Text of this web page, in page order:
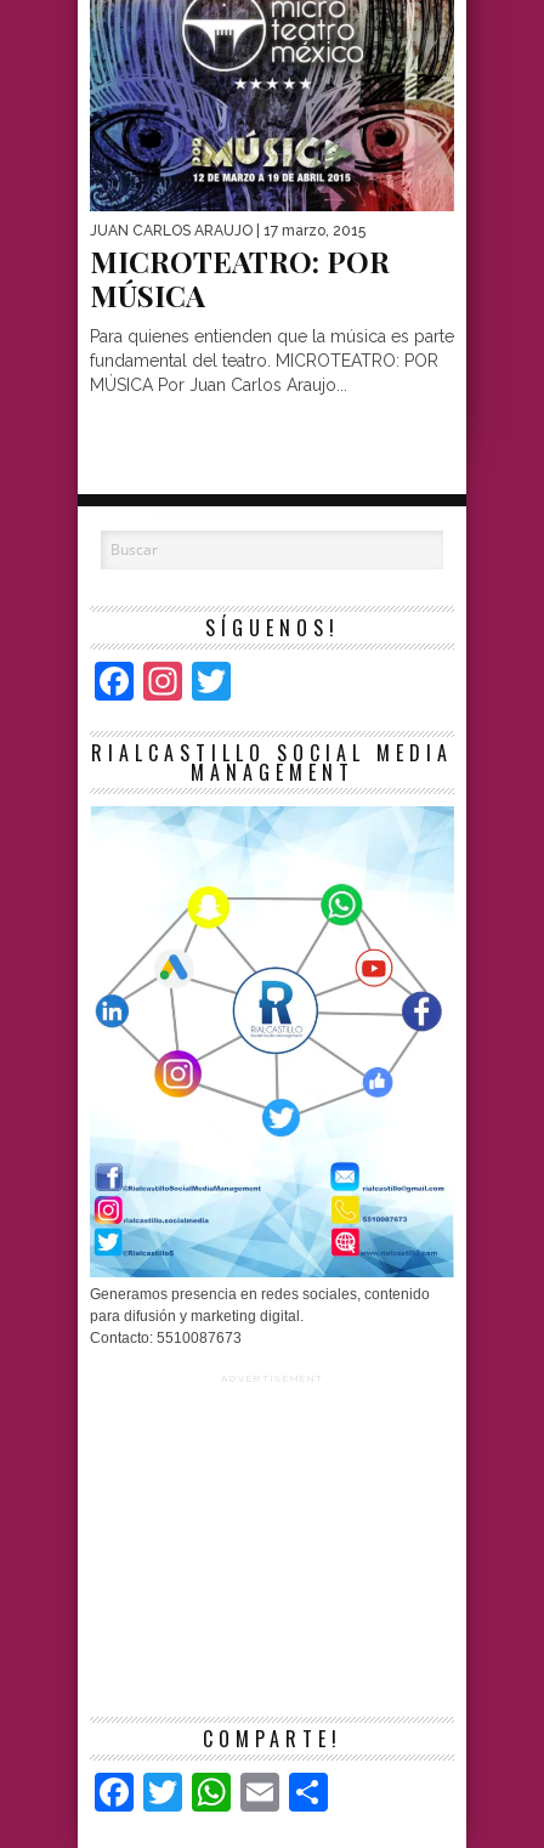
JUAN CARLOS ARAUJO | 17 marzo, 2015
MICROTEATRO: POR
MÚSICA
Para quienes entienden que la música es parte
fundamental del teatro. MICROTEATRO: POR
MÚSICA Por Juan Carlos Araujo...
SÍGUENOS!
Facebook
Instagram
RIALCASTILLO SOCIAL MEDIA
MANAGEMENT
Generamos presencia en redes sociales, contenido
para difusión y marketing digital.
Contacto: 5510087673
ADVERTISEMENT
COMPARTE!
Facebook
TwitterWhatsApp
Email